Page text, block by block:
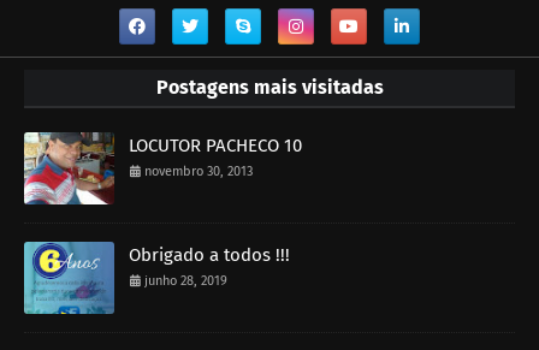
Postagens mais visitadas
LOCUTOR PACHECO 10
novembro 30, 2013
Obrigado a todos !!!
junho 28, 2019